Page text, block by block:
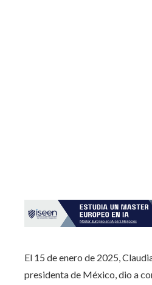
El 15 de enero de 2025,
presidenta de México, dio a